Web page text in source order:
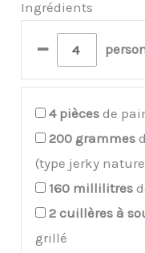
Ingrédients
–
4 pièces de
200 grammes
(type jerky
160 millilitres
2 cuillères à
grillé